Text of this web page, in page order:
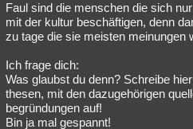
Faul sind die menschen die sich
mit der kultur beschäftigen, denn
zu tage die sie meisten meinungen
Ich frage dich:
Was glaubst du denn? Schreibe
thesen, mit den dazugehörigen
begründungen auf!
Bin ja mal gespannt!